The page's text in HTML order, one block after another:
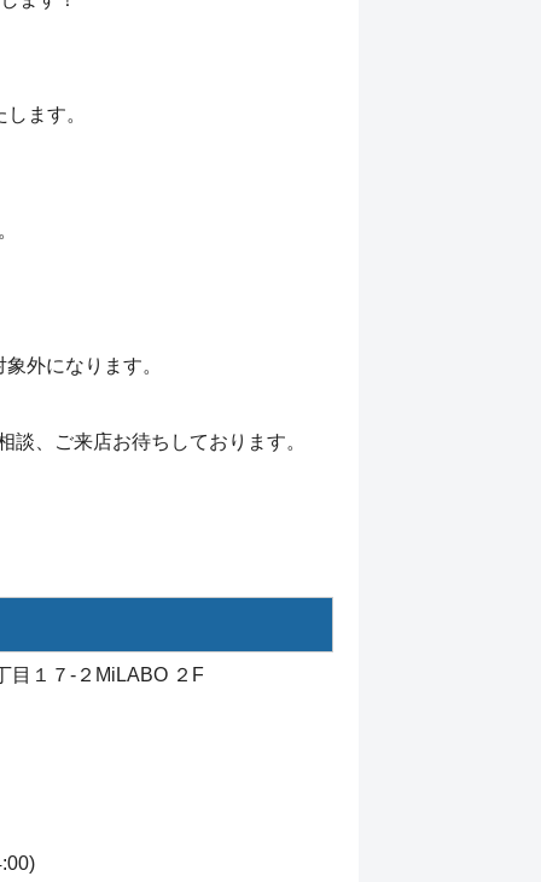
ます。
外になります。
、ご来店お待ちしております。
目１７-２MiLABO ２F